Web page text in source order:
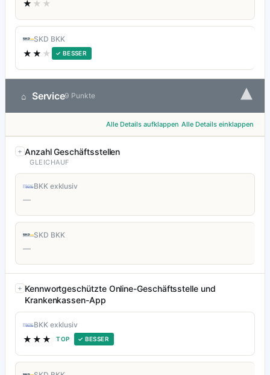
★ ★★
SKD BKK
★★ ★ ✓ BESSER
⌂ Service9 Punkte ▾
Alle Details aufklappen Alle Details einklappen
Anzahl Geschäftsstellen
GLEICHAUF
BKK exklusiv
—
SKD BKK
—
Kennwortgeschützte Online-Geschäftsstelle und
Krankenkassen-App
BKK exklusiv
★★★ TOP ✓ BESSER